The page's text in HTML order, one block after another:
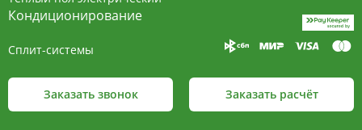
пластины, покрыт износостойким порошковым
покрытием чёрного цвета.
- изготавливается двух типов: рулонная и
Кондиционирование
Сплит-системы
Заказать звонок Заказать расчёт